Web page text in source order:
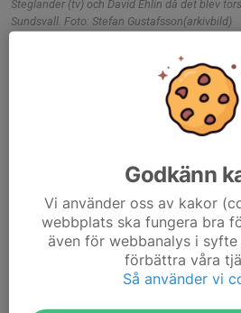
Steglander (tv) och David Ehlin då det blev
Sundsvall. Foto: Stefan Gustafsson(arkivbild)
allt annat än vad man hade hoppats
med 3-0 (1-0) på sin hemmaplan
är att hemmalaget var närmare
Startelvan mot Lucksta
1 aug, 15:00
Godkänn
Vi använder oss av kakor
webbplats ska fungera bra
även för webbanalys i
förbättra våra
Så använder vi